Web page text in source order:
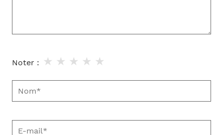
Noter : ★
★
★
★
★
Nom*
E-